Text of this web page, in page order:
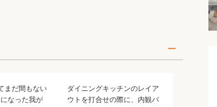
まだ間もない
なった我が
ダイニングキッチンのレイア
ウトを打合せの際に、内観パ